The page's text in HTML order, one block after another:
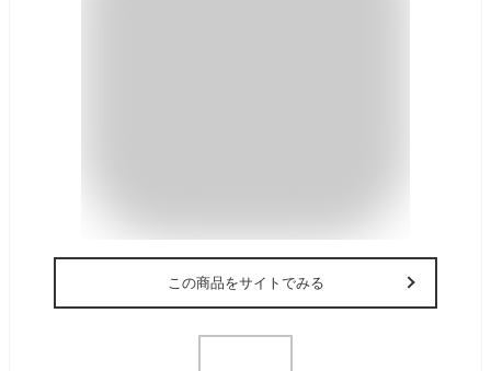
この商品をサイトでみる